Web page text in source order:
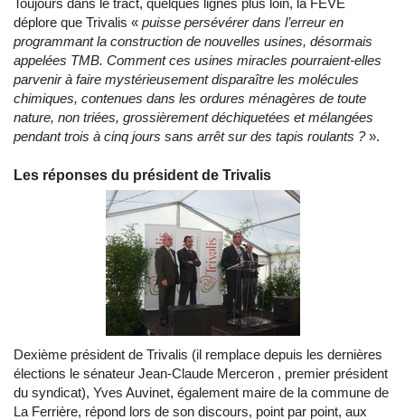
Toujours dans le tract, quelques lignes plus loin, la FEVE
déplore que Trivalis « puisse persévérer dans l’erreur en
programmant la construction de nouvelles usines, désormais
appelées TMB. Comment ces usines miracles pourraient-elles
parvenir à faire mystérieusement disparaître les molécules
chimiques, contenues dans les ordures ménagères de toute
nature, non triées, grossièrement déchiquetées et mélangées
pendant trois à cinq jours sans arrêt sur des tapis roulants ?».
Les réponses du président de Trivalis
Dexième président de Trivalis (il remplace depuis les dernières
élections le sénateur Jean-Claude Merceron , premier président
du syndicat), Yves Auvinet, également maire de la commune de
La Ferrière, répond lors de son discours, point par point, aux